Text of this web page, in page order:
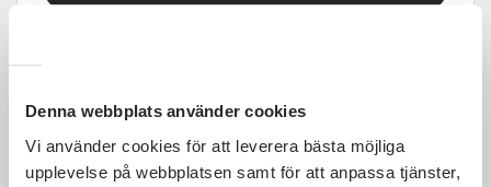
Denna webbplats använder cookies
Vi använder cookies för att leverera bästa möjliga
upplevelse på webbplatsen samt för att anpassa tjänster,
300 SEK